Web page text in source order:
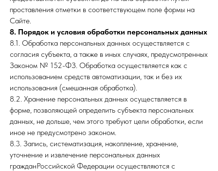
проставления отметки в соответствующем поле формы на
Сайте.
8. Порядок и условия обработки персональных данных
8.1. Обработка персональных данных осуществляется с
согласия субъекта, а также в иных случаях, предусмотренных
Законом № 152-ФЗ. Обработка осуществляется как с
использованием средств автоматизации, так и без их
использования (смешанная обработка).
8.2. Хранение персональных данных осуществляется в
форме, позволяющей определить субъекта персональных
данных, не дольше, чем этого требуют цели обработки, если
иное не предусмотрено законом.
8.3. Запись, систематизация, накопление, хранение,
уточнение и извлечение персональных данных
гражданРоссийской Федерации осуществляются с